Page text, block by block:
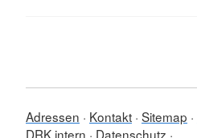
Adressen Kontakt Sitemap
DRK intern
Datenschutz